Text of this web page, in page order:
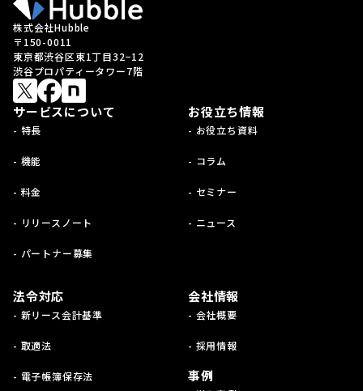
株式会社Hubble
〒150-0011
東京都渋谷区東1丁目32−12
渋谷プロパティータワー7階
サービスについて
- 特長
- 機能
- 料金
- リリースノート
- パートナー募集
お役立ち情報
- お役立ち資料
- コラム
- セミナー
- ニュース
法令対応
- 新リース会計基準
- 取適法
- 電子帳簿保存法
会社情報
- 会社概要
- 採用情報
事例